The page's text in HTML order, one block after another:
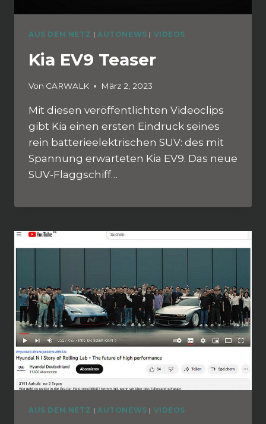
AUS DEM NETZ | AUTONEWS | VIDEOS
Kia EV9 Teaser
Von CARWALK März 2, 2023
Mit diesen veröffentlichten Videoclips
gibt Kia einen ersten Eindruck seines
rein batterieelektrischen SUV: des mit
Spannung erwarteten Kia EV9. Das neue
SUV-Flaggschiff…
AUS DEM NETZ | AUTONEWS | VIDEOS